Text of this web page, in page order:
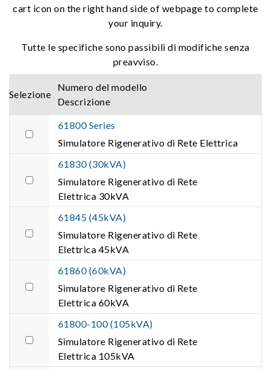
cart icon on the right hand side of webpage to complete
your inquiry.
Tutte le specifiche sono passibili di modifiche senza
preavviso.
Selezione
Numero del modello
Descrizione
61800 Series
Simulatore Rigenerativo di Rete Elettrica
61830 (30kVA)
Simulatore Rigenerativo di Rete
Elettrica 30kVA
61845 (45kVA)
Simulatore Rigenerativo di Rete
Elettrica 45kVA
61860 (60kVA)
Simulatore Rigenerativo di Rete
Elettrica 60kVA
61800-100 (105kVA)
Simulatore Rigenerativo di Rete
Elettrica 105kVA